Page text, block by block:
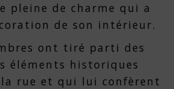
pleine de charme qui a
de son intérieur.
ont tiré parti des
éléments historiques
rue et qui lui confèrent